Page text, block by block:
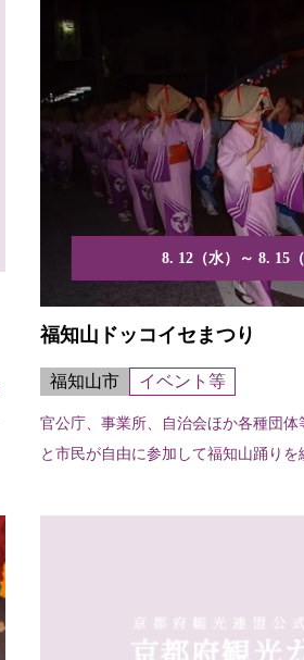
8. 12（水）～ 8. 15（
福知山ドッコイセまつり
福知山市 イベント等
官公庁、事業所、自治会ほか各種団体
と市民が自由に参加して福知山踊りを